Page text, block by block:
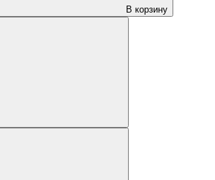
В корзину